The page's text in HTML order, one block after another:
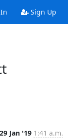
Sign Up
29 Jan '19 1:41 a.m.